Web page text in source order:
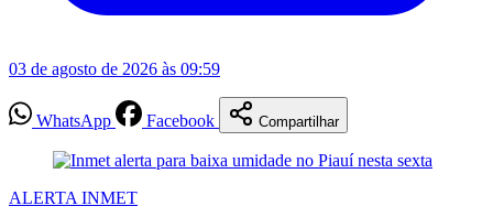
03 de agosto de 2026 às 09:59
WhatsApp Facebook Compartilhar
ALERTA INMET